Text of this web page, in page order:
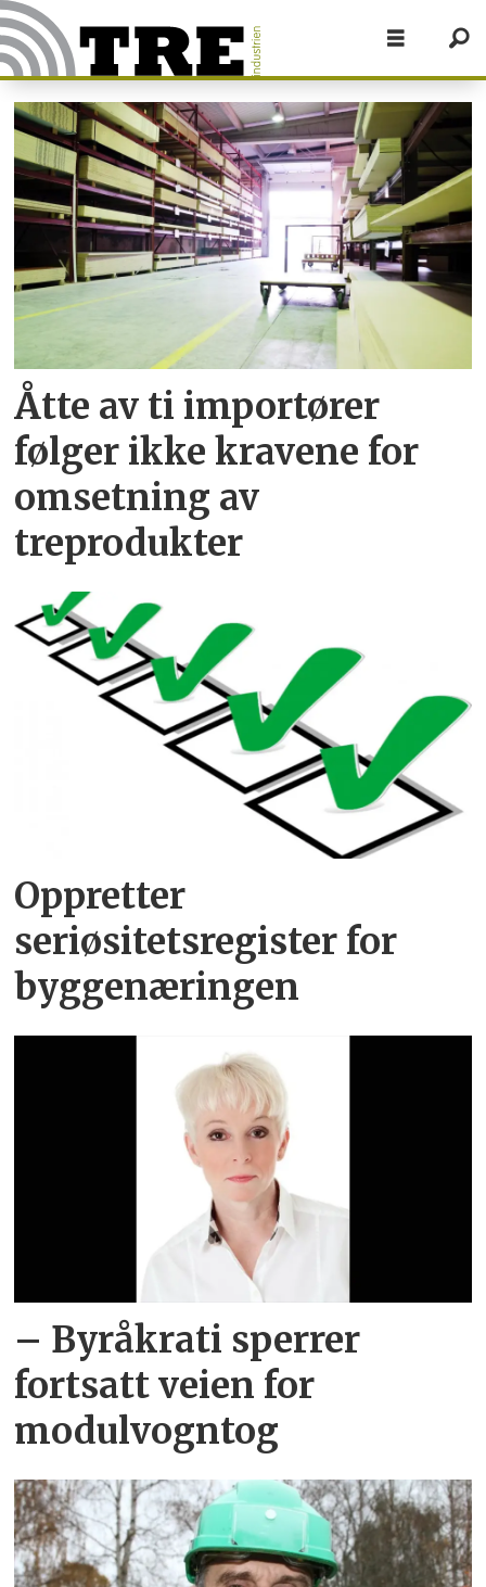
Tag:
regelverk
Åtte av ti importører
følger ikke kravene for
omsetning av
treprodukter
Oppretter
seriøsitetsregister for
byggenæringen
– Byråkrati sperrer
fortsatt veien for
modulvogntog